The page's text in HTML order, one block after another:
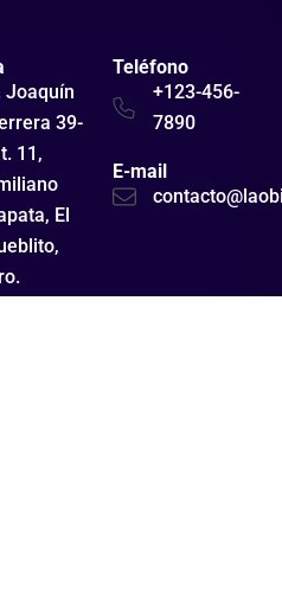
Joaquín
39-
11,
El
Teléfono
+123-456-
7890
E-mail